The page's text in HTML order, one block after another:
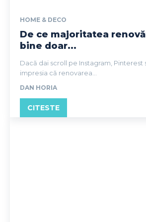
HOME & DECO
De ce majoritatea
bine doar...
Dacă dai scroll pe Instagram, Pinterest
impresia că renovarea...
DAN HORIA
CITESTE